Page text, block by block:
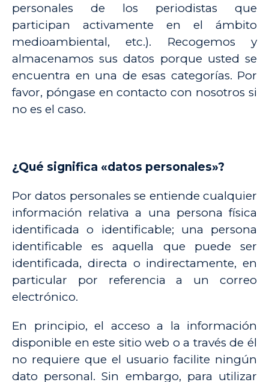
personales de los periodistas que
participan activamente en el ámbito
medioambiental, etc.). Recogemos y
almacenamos sus datos porque usted se
encuentra en una de esas categorías. Por
favor, póngase en contacto con nosotros si
no es el caso.
¿Qué significa «datos personales»?
Por datos personales se entiende cualquier
información relativa a una persona física
identificada o identificable; una persona
identificable es aquella que puede ser
identificada, directa o indirectamente, en
particular por referencia a un correo
electrónico.
En principio, el acceso a la información
disponible en este sitio web o a través de él
no requiere que el usuario facilite ningún
dato personal. Sin embargo, para utilizar